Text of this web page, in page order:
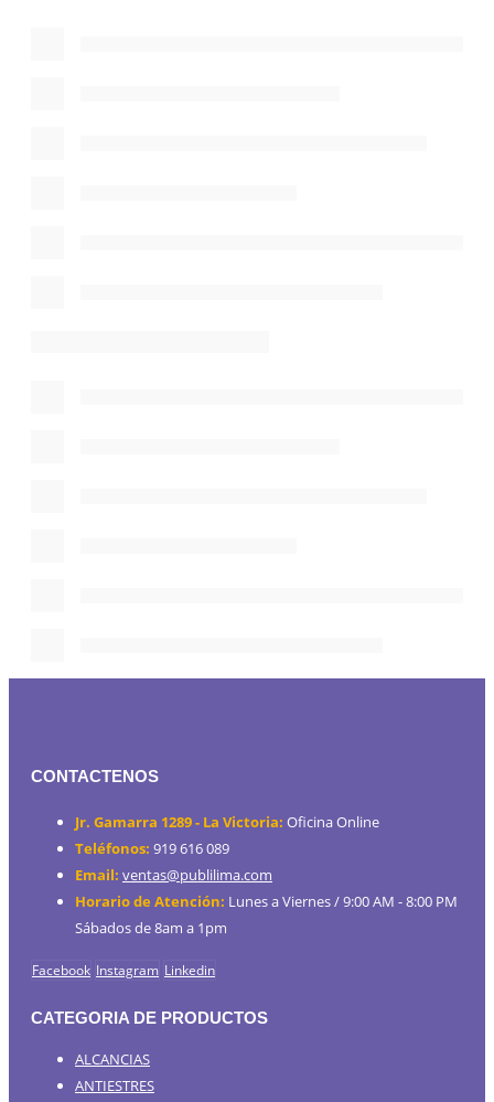
CONTACTENOS
Jr. Gamarra 1289 - La Victoria: Oficina Online
Teléfonos: 919 616 089
Email: ventas@publilima.com
Horario de Atención: Lunes a Viernes / 9:00 AM - 8:00 PM
Sábados de 8am a 1pm
Facebook Instagram Linkedin
CATEGORIA DE PRODUCTOS
ALCANCIAS
ANTIESTRES